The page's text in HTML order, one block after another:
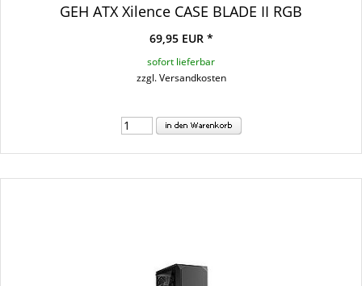
GEH ATX Xilence CASE BLADE II RGB
69,95 EUR *
sofort lieferbar
zzgl. Versandkosten